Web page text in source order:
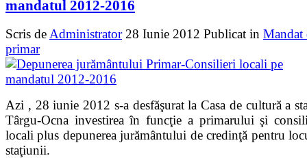
mandatul 2012-2016
Scris de Administrator 28 Iunie 2012 Publicat in Mandat
primar
Azi , 28 iunie 2012 s-a desfăşurat la Casa de cultură a
Târgu-Ocna investirea în funcţie a primarului şi
locali plus depunerea jurământului de credinţă pentru
staţiunii.